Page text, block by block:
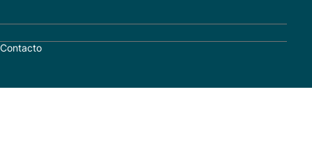
Contacto